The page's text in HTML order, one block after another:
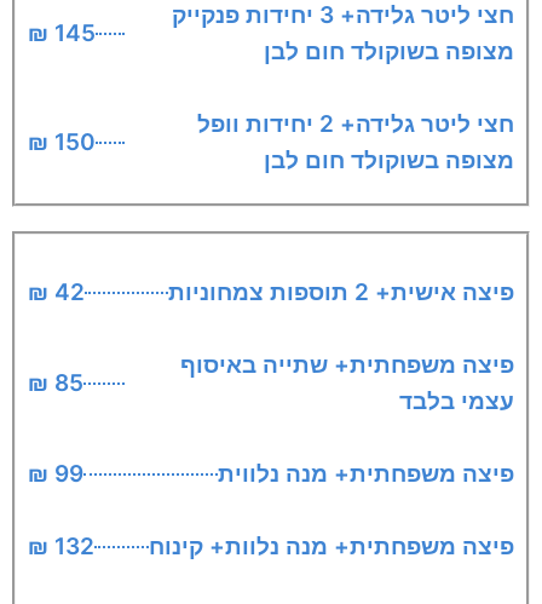
חצי ליטר גלידה+ 3 יחידות פנקייק
מצופה בשוקולד חום לבן
145 ₪
חצי ליטר גלידה+ 2 יחידות וופל
מצופה בשוקולד חום לבן
150 ₪
פיצה אישית+ 2 תוספות צמחוניות 42 ₪
פיצה משפחתית+ שתייה באיסוף
עצמי בלבד
85 ₪
פיצה משפחתית+ מנה נלווית 99 ₪
פיצה משפחתית+ מנה נלוות+ קינוח 132 ₪